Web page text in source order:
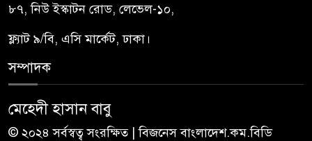
৮৭, নিউ ইস্কাটন রোড, লেভেল-১০,
ফ্ল্যাট ৯/বি, এসি মার্কেট, ঢাকা।
সম্পাদক
মেহেদী হাসান বাবু
© ২০২৪ সর্বস্বত্ব সংরক্ষিত | বিজনেস বাংলাদেশ.কম.বিডি